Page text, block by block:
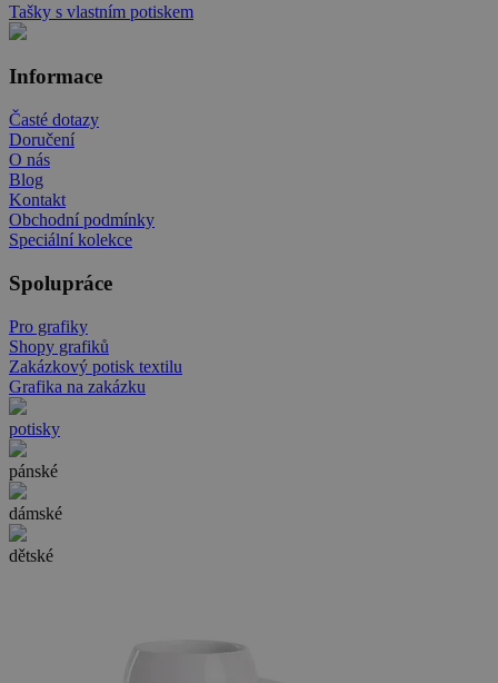
Tašky s vlastním potiskem
Informace
Časté dotazy
Doručení
O nás
Blog
Kontakt
Obchodní podmínky
Speciální kolekce
Spolupráce
Pro grafiky
Shopy grafiků
Zakázkový potisk textilu
Grafika na zakázku
potisky
pánské
dámské
dětské